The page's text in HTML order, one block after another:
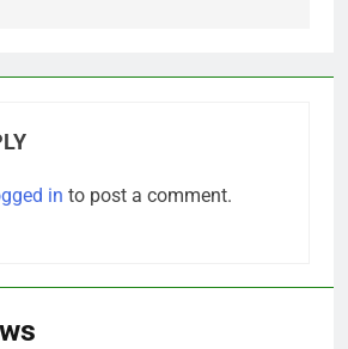
in to post a comment.